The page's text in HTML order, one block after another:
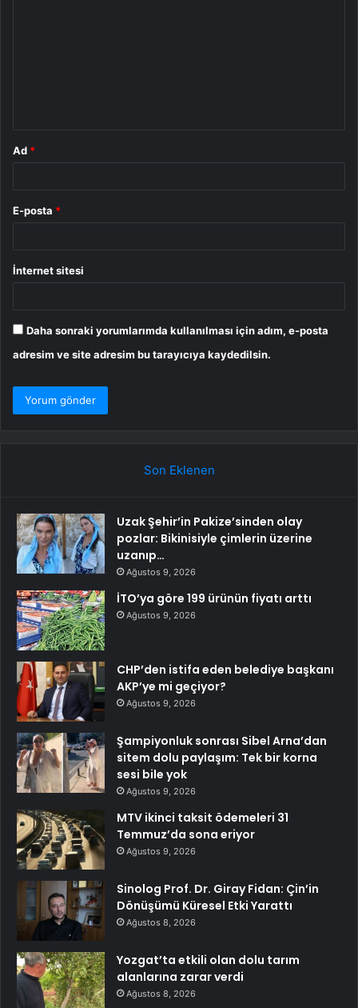
Ad *
E-posta *
İnternet sitesi
Daha sonraki yorumlarımda kullanılması için adım, e-posta
adresim ve site adresim bu tarayıcıya kaydedilsin.
Son Eklenen
Uzak Şehir’in Pakize’sinden olay
pozlar: Bikinisiyle çimlerin üzerine
uzanıp…
Ağustos 9, 2026
İTO’ya göre 199 ürünün fiyatı arttı
Ağustos 9, 2026
CHP’den istifa eden belediye başkanı
AKP’ye mi geçiyor?
Ağustos 9, 2026
Şampiyonluk sonrası Sibel Arna’dan
sitem dolu paylaşım: Tek bir korna
sesi bile yok
Ağustos 9, 2026
MTV ikinci taksit ödemeleri 31
Temmuz’da sona eriyor
Ağustos 9, 2026
Sinolog Prof. Dr. Giray Fidan: Çin’in
Dönüşümü Küresel Etki Yarattı
Ağustos 8, 2026
Yozgat’ta etkili olan dolu tarım
alanlarına zarar verdi
Ağustos 8, 2026